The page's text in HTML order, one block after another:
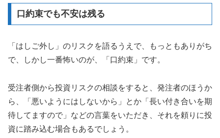
口約束でも不安は残る
「はしご外し」のリスクを語るうえで、もっともありがち
で、しかし一番怖いのが、「口約束」です。
受注者側から投資リスクの相談をすると、発注者のほうか
ら、「悪いようにはしないから」とか「長い付き合いを期
待してますので」などの言葉をいただき、それを頼りに投
資に踏み込む場合もあるでしょう。